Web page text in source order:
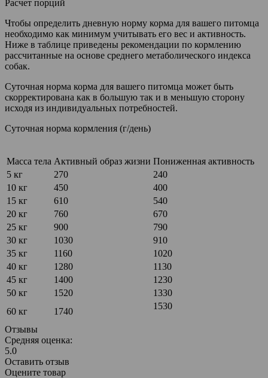
Расчет порций
Чтобы определить дневную норму корма для вашего питомца
необходимо как минимум учитывать его вес и активность.
Ниже в таблице приведены рекомендации по кормлению
рассчитанные на основе среднего метаболического индекса
собак.
Суточная норма корма для вашего питомца может быть
скорректирована как в большую так и в меньшую сторону
исходя из индивидуальных потребностей.
Суточная норма кормления (г/день)
Масса тела Активный образ жизни Пониженная активность
5 кг
270
240
10 кг
450
400
15 кг
610
540
20 кг
760
670
25 кг
900
790
30 кг
1030
910
35 кг
1160
1020
40 кг
1280
1130
45 кг
1400
1230
50 кг
1520
1330
60 кг
1740
1530
Отзывы
Средняя оценка:
5.0
Оставить отзыв
Оцените товар